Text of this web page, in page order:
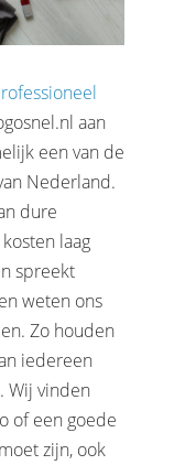
aan
een van de
Nederland.
dure
laag
spreekt
weten ons
Zo houden
iedereen
Wij vinden
of een goede
zijn, ook